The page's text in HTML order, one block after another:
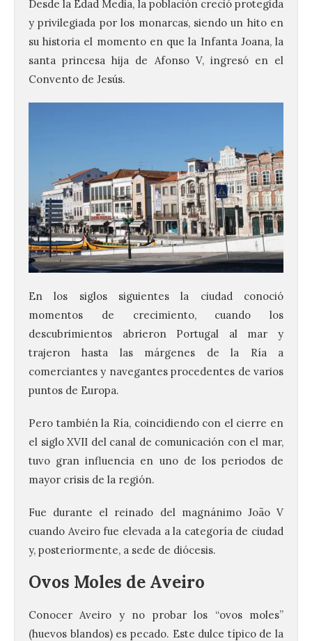
Desde la Edad Media, la población creció protegida
y privilegiada por los monarcas, siendo un hito en
su historia el momento en que la Infanta Joana, la
santa princesa hija de Afonso V, ingresó en el
Convento de Jesús.
En los siglos siguientes la ciudad conoció
momentos de crecimiento, cuando los
descubrimientos abrieron Portugal al mar y
trajeron hasta las márgenes de la Ría a
comerciantes y navegantes procedentes de varios
puntos de Europa.
Pero también la Ría, coincidiendo con el cierre en
el siglo XVII del canal de comunicación con el mar,
tuvo gran influencia en uno de los periodos de
mayor crisis de la región.
Fue durante el reinado del magnánimo João V
cuando Aveiro fue elevada a la categoría de ciudad
y, posteriormente, a sede de diócesis.
Ovos Moles de Aveiro
Conocer Aveiro y no probar los “ovos moles”
(huevos blandos) es pecado. Este dulce típico de la